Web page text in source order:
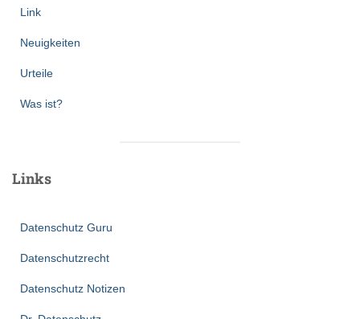
Link
Neuigkeiten
Urteile
Was ist?
Links
Datenschutz Guru
Datenschutzrecht
Datenschutz Notizen